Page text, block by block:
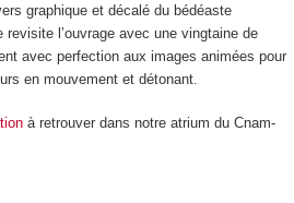
graphique et décalé du bédéaste
l’ouvrage avec une vingtaine de
avec perfection aux images animées pour
en mouvement et détonant.
à retrouver dans notre atrium du Cnam-